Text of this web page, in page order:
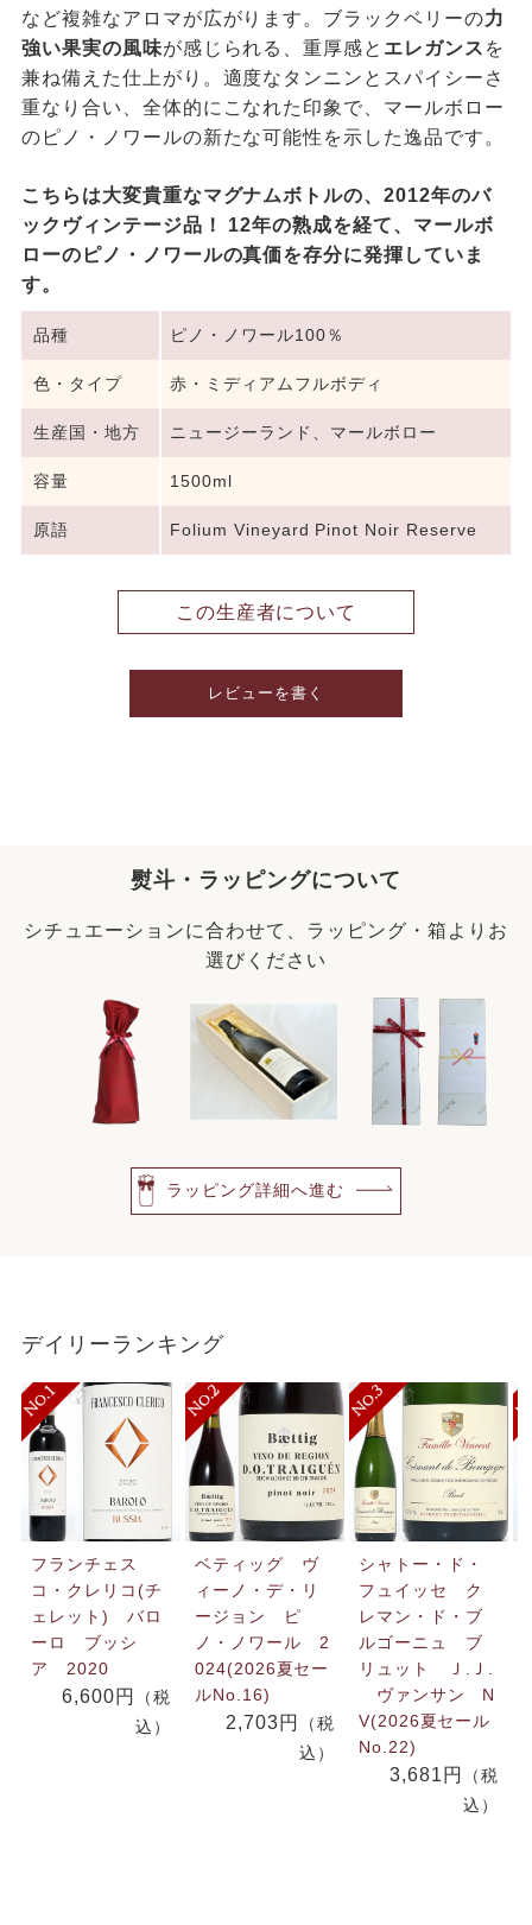
など複雑なアロマが広がります。ブラックベリーの力
強い果実の風味が感じられる、重厚感と エレガンス を
兼ね備えた仕上がり。適度なタンニンとスパイシーさ
重なり合い、全体的にこなれた印象で、マールボロー
のピノ・ノワールの新たな可能性を示した逸品です。
こちらは大変貴重なマグナムボトルの、2012年のバ
ックヴィンテージ品！ 12年の熟成を経て、マールボ
ローのピノ・ノワールの真価を存分に発揮していま
す。
品種 ピノ・ノワール100％
色・タイプ 赤・ミディアムフルボディ
生産国・地方 ニュージーランド、マールボロー
容量 1500ml
原語 Folium Vineyard Pinot Noir Reserve
この生産者について
レビューを書く
熨斗・ラッピングについて
シチュエーションに合わせて、ラッピング・箱よりお
選びください
ラッピング詳細へ進む
デイリーランキング
フランチェス
コ・クレリコ(チ
ェレット) バロ
ーロ ブッシ
ア 2020
6,600円
（税
込）
ベティッグ ヴ
ィーノ・デ・リ
ージョン ピ
ノ・ノワール 2
024(2026夏セー
ルNo.16)
2,703円
（税
込）
シャトー・ド・
フュイッセ ク
レマン・ド・ブ
ルゴーニュ ブ
リュット Ｊ.Ｊ.
ヴァンサン N
V(2026夏セール
No.22)
3,681円
（税
込）